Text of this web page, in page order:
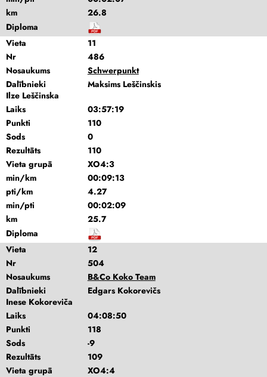
km
26.8
Diploma
Vieta
11
Nr
486
Nosaukums
Schwerpunkt
Dalībnieki
Maksims Leščinskis
Ilze Leščinska
Laiks
03:57:19
Punkti
110
Sods
0
Rezultāts
110
Vieta grupā
XO4:3
min/km
00:09:13
pti/km
4.27
min/pti
00:02:09
km
25.7
Diploma
Vieta
12
Nr
504
Nosaukums
B&Co Koko Team
Dalībnieki
Edgars Kokorevičs
Inese Kokoreviča
Laiks
04:08:50
Punkti
118
Sods
-9
Rezultāts
109
Vieta grupā
XO4:4